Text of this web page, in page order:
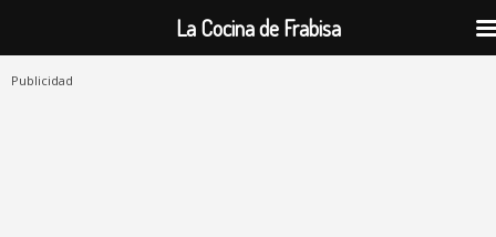
Publicidad
La Cocina de Frabisa